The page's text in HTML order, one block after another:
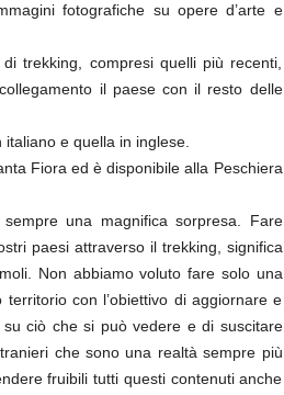
fotografiche su opere d’arte e
trekking, compresi quelli più recenti,
il paese con il resto delle
e quella in inglese.
Fiora ed è disponibile alla Peschiera
una magnifica sorpresa. Fare
paesi attraverso il trekking, significa
Non abbiamo voluto fare solo una
con l’obiettivo di aggiornare e
su ciò che si può vedere e di suscitare
che sono una realtà sempre più
fruibili tutti questi contenuti anche